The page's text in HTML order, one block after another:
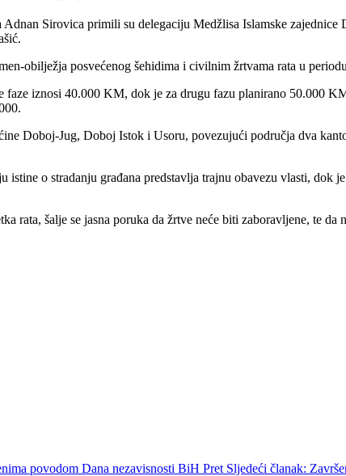
Sirovica primili su delegaciju Medžlisa Islamske
obilježja posvećenog šehidima i civilnim žrtvama rata u
iznosi 40.000 KM, dok je za drugu fazu planirano 50.000
Doboj-Jug, Doboj Istok i Usoru, povezujući područja dva
o stradanju građana predstavlja trajnu obavezu vlasti, dok
rata, šalje se jasna poruka da žrtve neće biti zaboravljene, te
povodom Dana nezavisnosti BiH Pret Sljedeći članak: